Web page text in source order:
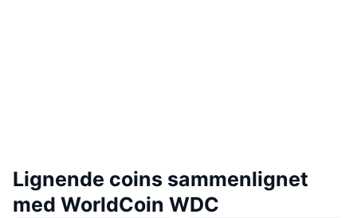
Lignende coins sammenlignet
med WorldCoin WDC